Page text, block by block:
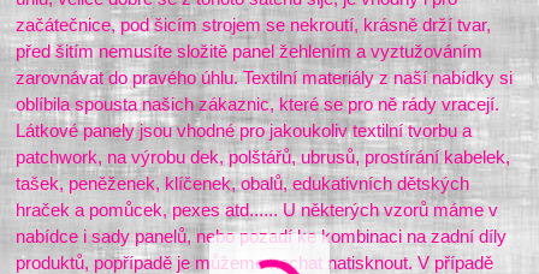
začátečnice, pod šicím strojem se nekroutí, krásně drží tvar,
před šitím nemusíte složitě panel žehlením a vyztužováním
zarovnávat do pravého úhlu. Textilní materiály z naší nabídky si
oblíbila spousta našich zákaznic, které se pro ně rády vracejí.
Látkové panely jsou vhodné pro jakoukoliv textilní tvorbu a
patchwork, na výrobu dek, polštářů, ubrusů, prostírání kabelek,
tašek, peněženek, klíčenek, obalů, edukativních dětských
hraček a pomůcek, pexes atd...... U některých vzorů máme v
nabídce i sady panelů, nebo pozadí ke kombinaci na zadní díly
produktů, popřípadě je můžeme nechat natisknout. V případě